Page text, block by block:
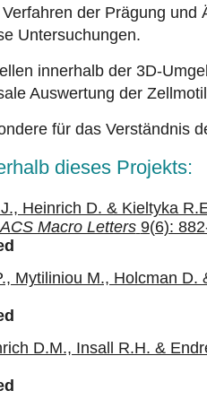
der Prägung
Untersuchungen.
innerhalb der 3D-
Auswertung der
für das Verständnis
dieses Projekts:
Heinrich D. & Kieltyka
ACS Macro Letters 9(6):
Mytiliniou M., Holcman
D.M., Insall R.H. &